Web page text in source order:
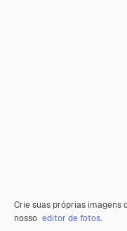
Crie suas próprias imagens
nosso editor de fotos.